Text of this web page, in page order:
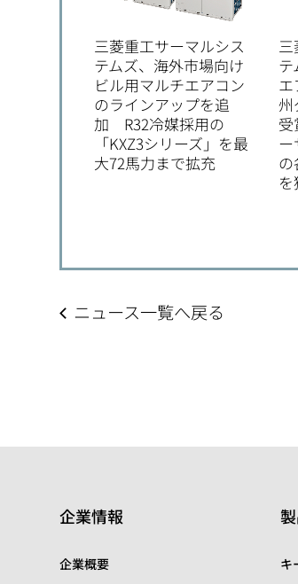
三菱重工サーマルシス
テムズ、海外市場向け
ビル用マルチエアコン
のラインアップを追
加 R32冷媒採用の
「KXZ3シリーズ」を最
大72馬力まで拡充
州
ニュース一覧へ戻る
企業情報
企業概要
キ